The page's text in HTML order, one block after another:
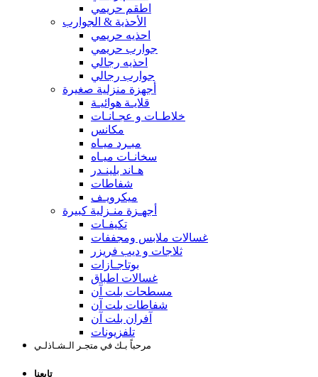
اطقم حريمي
الأحذية & الجوارب
احذيه حريمي
جوارب حريمي
احذيه رجالي
جوارب رجالي
أجهزة منزلية صغيرة
قلايـة هوائيـة
خلاطـات و عجـانـات
مكانس
مبـرد ميـاه
سخانـات ميـاه
هـاند بلينـدر
شفاطات
ميكرويـف
أجهـزة منـزلية كبيرة
تكيفـات
غسالات ملابس ومجففات
ثلاجات و ديب فريزر
بوتاجـازات
غسالات اطباق
مسطحات بلت آن
شفاطات بلت آن
آفران بلت آن
تلفزيونات
مرحباً بـك في متجـر الـشـاذلـي
تابعنا